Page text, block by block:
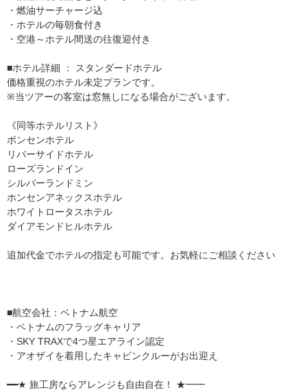
・燃油サーチャージ込
・ホテルの毎朝食付き
・空港～ホテル間送の往復迎付き
■ホテル詳細 ： スタンダードホテル
価格重視のホテル未定プランです。
※当ツアーの客室は窓無しになる場合がございます。
《同等ホテルリスト》
ボンセンホテル
リバーサイドホテル
ローズランドイン
シルバーランドミン
ホンセンアネックスホテル
ホワイトロータスホテル
ダイアモンドヒルホテル
追加代金でホテルの指定も可能です。お気軽にご相談ください
■航空会社：ベトナム航空
・ベトナムのフラッグキャリア
・SKY TRAXで4つ星エアライン認定
・アオザイを着用したキャビンクルーがお出迎え
━━★ 旅工房ならアレンジも自由自在！ ★━━